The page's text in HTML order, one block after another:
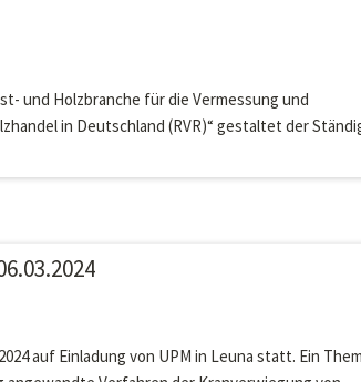
und Holzbranche für die Vermessung und
in Deutschland (RVR)“ gestaltet der
auf Einladung von UPM in Leuna statt. Ein